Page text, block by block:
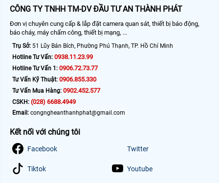
CÔNG TY TNHH TM-DV ĐẦU TƯ AN THÀNH PHÁT
Đơn vị chuyên cung cấp & lắp đặt camera quan sát, thiết bị báo động,
báo cháy, máy chấm công, thiết bị mạng, ...
Trụ Sở: 51 Lũy Bán Bích, Phường Phú Thạnh, TP. Hồ Chí Minh
Hotline Tư Vấn: 0938.11.23.99
Hotline Tư Vấn 1: 0906.72.73.77
Tư Vấn Kỹ Thuật: 0906.855.330
Tư Vấn Mua Hàng: 0902.452.577
CSKH: (028) 6688.4949
Email: congngheanthanhphat@gmail.com
Kết nối với chúng tôi
Facebook Twitter
Tiktok Youtube